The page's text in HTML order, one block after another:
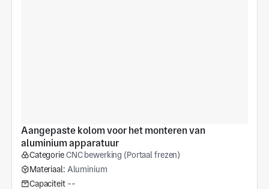
Aangepaste kolom voor het monteren van
aluminium apparatuur
CategorieCNC bewerking (Portaal frezen)
Materiaal: Aluminium
Capaciteit --